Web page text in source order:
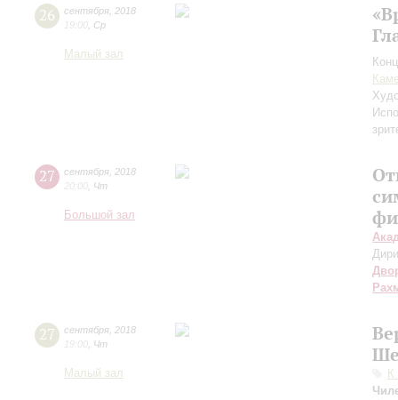
26 сентября 2018
19:00 Ср
Малый зал
27 сентября 2018
20:00 Чт
Большой зал
27 сентября 2018
19:00 Чт
Малый зал